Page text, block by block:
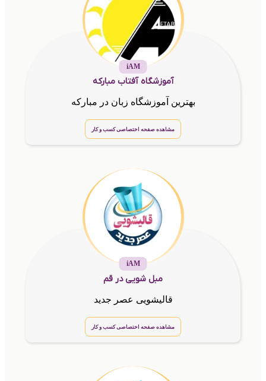
iAM
آموزشگاه آفتاب مبارکه
بهترین آموزشگاه زبان در مبارکه
مشاهده صفحه اختصاصی کسب و کار
iAM
مبل شویی در قم
قالیشویی عصر جدید
مشاهده صفحه اختصاصی کسب و کار